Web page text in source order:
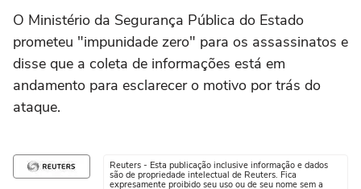
O Ministério da Segurança Pública ⁠do Estado
prometeu "impunidade zero" para os assassinatos e
disse que a coleta de informações está em
andamento para esclarecer o motivo por trás do
ataque.
Reuters - Esta publicação inclusive informação e dados
são de propriedade intelectual de Reuters. Fica
expresamente proibido seu uso ou de seu nome sem a